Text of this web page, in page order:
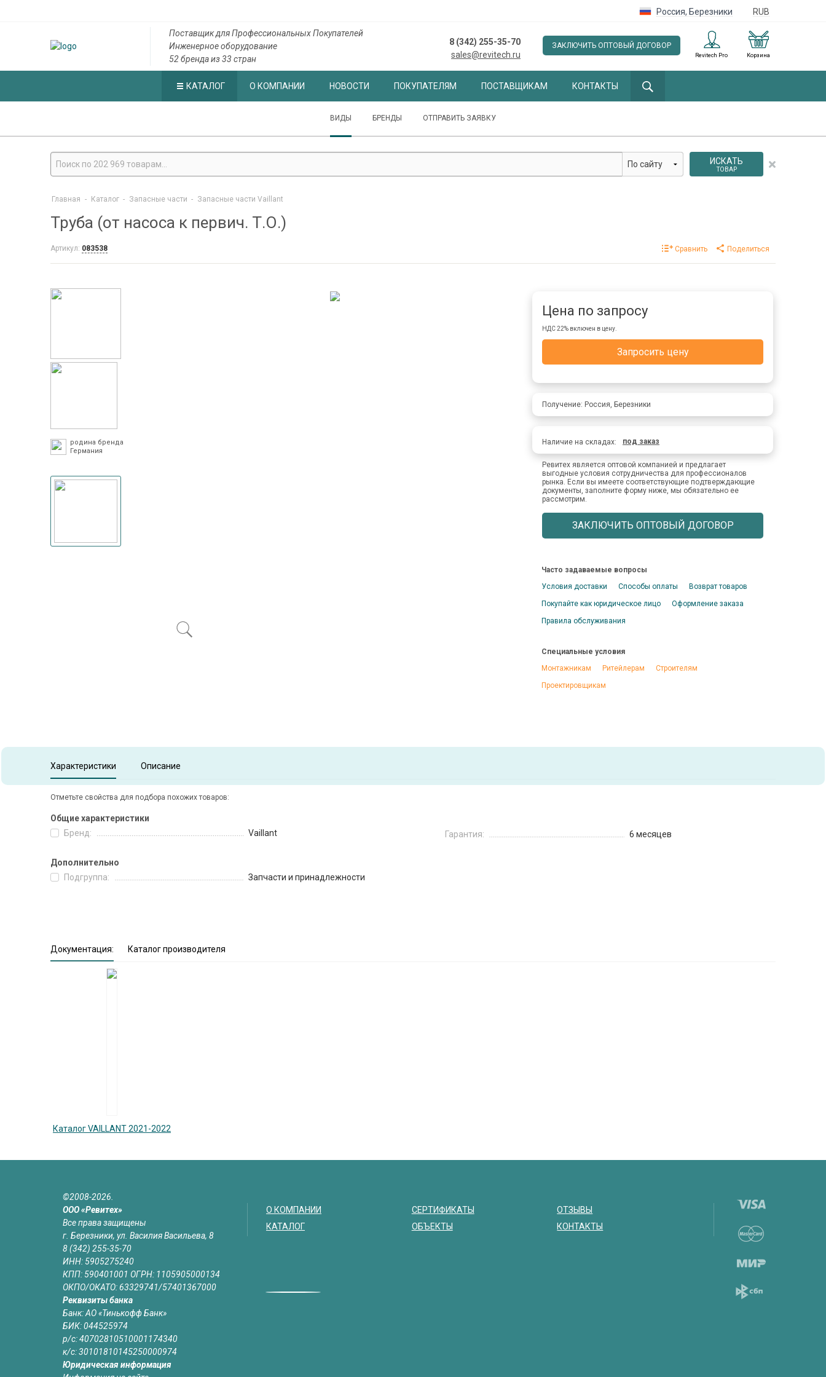
Россия, Березники RUB
Корзина
Revitech Pro
ЗАКЛЮЧИТЬ ОПТОВЫЙ ДОГОВОР
8 (342) 255-35-70
sales@revitech.ru
Поставщик для Профессиональных Покупателей
Инженерное оборудование
52 бренда из 33 стран
КАТАЛОГ О КОМПАНИИ НОВОСТИ ПОКУПАТЕЛЯМ ПОСТАВЩИКАМ КОНТАКТЫ
ВИДЫ БРЕНДЫ ОТПРАВИТЬ ЗАЯВКУ
ИСКАТЬ
ТОВАР
Главная - Каталог - Запасные части - Запасные части Vaillant
Труба (от насоса к первич. Т.О.)
Артикул: 083538 Сравнить Поделиться
родина бренда
Германия
Item 1 of 1
Цена по запросу
НДС 22% включен в цену.
Запросить цену
Получение: Россия, Березники
Наличие на складах: под заказ
Ревитех является оптовой компанией и предлагает
выгодные условия сотрудничества для профессионалов
рынка. Если вы имеете соответствующие подтверждающие
документы, заполните форму ниже, мы обязательно ее
рассмотрим.
ЗАКЛЮЧИТЬ ОПТОВЫЙ ДОГОВОР
Часто задаваемые вопросы
Условия доставки
Способы оплаты
Возврат товаров
Покупайте как юридическое лицо
Оформление заказа
Правила обслуживания
Специальные условия
Монтажникам
Ритейлерам
Строителям
Проектировщикам
Характеристики Описание
Отметьте свойства для подбора похожих товаров:
Общие характеристики
Бренд:
Vaillant Гарантия: 6 месяцев
Дополнительно
Подгруппа:
Запчасти и принадлежности
Документация: Каталог производителя
Каталог VAILLANT 2021-2022
©2008-2026.
ООО «Ревитех»
Все права защищены
г. Березники, ул. Василия Васильева, 8
8 (342) 255-35-70
ИНН: 5905275240
КПП: 590401001 ОГРН: 1105905000134
ОКПО/ОКАТО: 63329741/57401367000
Реквизиты банка
Банк: АО «Тинькофф Банк»
БИК: 044525974
р/с: 40702810510001174340
к/с: 30101810145250000974
Юридическая информация
О КОМПАНИИ
КАТАЛОГ
СЕРТИФИКАТЫ
ОБЪЕКТЫ
ОТЗЫВЫ
КОНТАКТЫ